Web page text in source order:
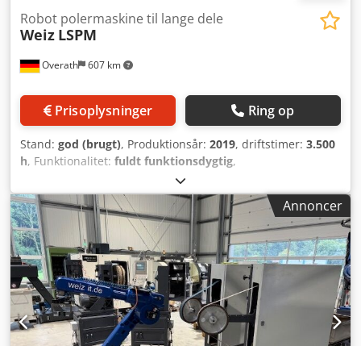
Overath 607 km
Robot polermaskine til lange dele
Weiz LSPM
Prisoplysninger Ring op
Stand: god (brugt), Produktionsår: 2019, driftstimer: 3.500
h, Funktionalitet: fuldt funktionsdygtig,
RSPL 19
robotanlæg til langsgående slibning og polering. Med
dette anlæg kan emner slibes og poleres. - 1 x
værktøjsskifter på robotsiden - 1 x bord med servodrev til
optagelse af 9 emner, 360 graders rotation, 9 meter langt -
1 x poleringsaggregat 450mm x 600mm, flydende
polerpasta tilførsel Codpfx Aswdnb Rjd Isrf - 1 x
børsteaggregat til børster 400mm x 600mm, flydende
polerpasta tilførsel - 1 x slibeaggregat til slibebånd længde
1.000mm og 150mm bredt med oliedis tågeanlæg
Annoncer